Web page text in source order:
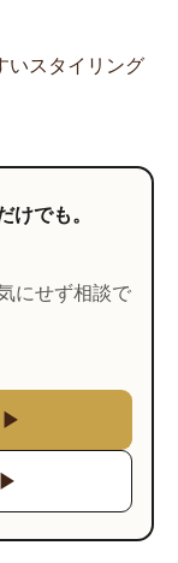
いスタイリング
でも。
にせず相談で
▶